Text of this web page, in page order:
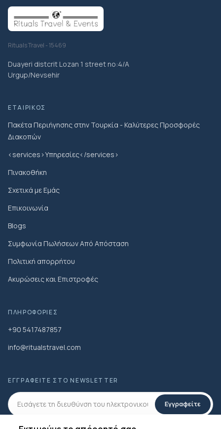
Rituals Travel - 15469
Duayeri distcrit Lozan 1 street no:4/A
Urgup/Nevsehir
ΕΤΑΙΡΙΚΌΣ
Πακέτα Περιήγησης στην Τουρκία - Καλύτερες Προσφορές
Διακοπών
<services>Υπηρεσίες</services>
Πινακοθήκη
Σχετικά με Εμάς
Επικοινωνία
Blogs
Συμφωνία Πωλήσεων Από Απόσταση
Πολιτική απορρήτου
Ακυρώσεις και Επιστροφές
ΠΛΗΡΟΦΟΡΊΕΣ
+90 5417487857
info@ritualstravel.com
ΕΓΓΡΑΦΕΊΤΕ ΣΤΟ NEWSLETTER
Εγγραφείτε